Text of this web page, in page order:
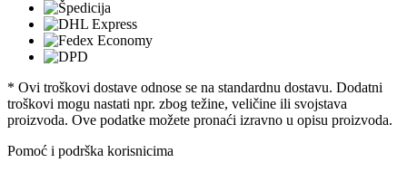
* Ovi troškovi dostave odnose se na standardnu ​​dostavu. Dodatni
troškovi mogu nastati npr. zbog težine, veličine ili svojstava
proizvoda. Ove podatke možete pronaći izravno u opisu proizvoda.
Pomoć i podrška korisnicima